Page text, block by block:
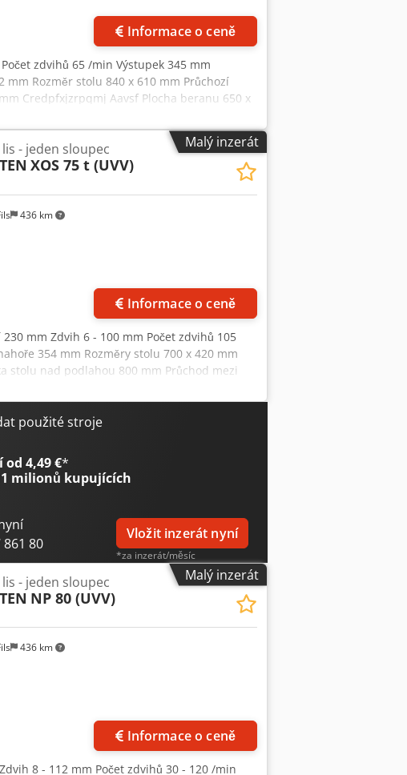
Informace o ceně
zdvihů 65 /min Výstupek 345 mm
Rozměr stolu 840 x 610 mm Průchozí
Credpfxjzrpqmj Aavsf Plocha beranu 650 x
6,10 t Potřebný prostor cca 1,5 x 1,9 x
kombinací (Ortlinghaus), mechanickým
motorickým nastavováním beranu,
ovládáním
Malý inzerát
436 km
- jeden sloupec
XOS 75 t (UVV)
Informace o ceně
mm Zdvih 6 - 100 mm Počet zdvihů 105
354 mm Rozměry stolu 700 x 420 mm
stolu nad podlahou 800 mm Průchod mezi
beranu 60 mm Příkon pohonu 5,5
m S motorem, třecí spojkou, ručním
centrální mazání, obouruční a nožní
použité stroje
4,49 €*
milionů kupujících
861 80
Vložit inzerát nyní
*za inzerát/měsíc
Malý inzerát
436 km
- jeden sloupec
NP 80 (UVV)
Informace o ceně
8 - 112 mm Počet zdvihů 30 - 120 /min